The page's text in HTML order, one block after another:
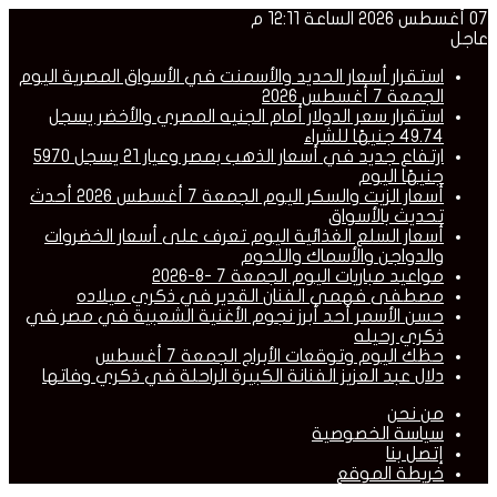
07 أغسطس 2026 الساعة 12:11 م
عاجل
استقرار أسعار الحديد والأسمنت في الأسواق المصرية اليوم
الجمعة 7 أغسطس 2026
استقرار سعر الدولار أمام الجنيه المصري والأخضر يسجل
49.74 جنيهًا للشراء
ارتفاع جديد في أسعار الذهب بمصر وعيار 21 يسجل 5970
جنيهًا اليوم
أسعار الزيت والسكر اليوم الجمعة 7 أغسطس 2026 أحدث
تحديث بالأسواق
أسعار السلع الغذائية اليوم تعرف على أسعار الخضروات
والدواجن والأسماك واللحوم
مواعيد مباريات اليوم الجمعة 7 -8-2026
مصطفى فهمي الفنان القدير في ذكري ميلاده
حسن الأسمر أحد أبرز نجوم الأغنية الشعبية في مصر في
ذكري رحيله
حظك اليوم وتوقعات الأبراج الجمعة 7 أغسطس
دلال عبد العزيز الفنانة الكبيرة الراحلة في ذكري وفاتها
من نحن
سياسة الخصوصية
إتصل بنا
خريطة الموقع